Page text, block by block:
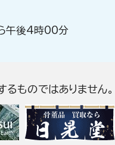
るものではありません。
午後4時00分